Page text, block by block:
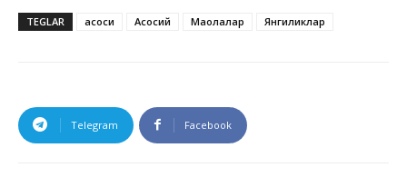
TEGLAR асоси Асосий Мақолалар Янгиликлар
Telegram Facebook